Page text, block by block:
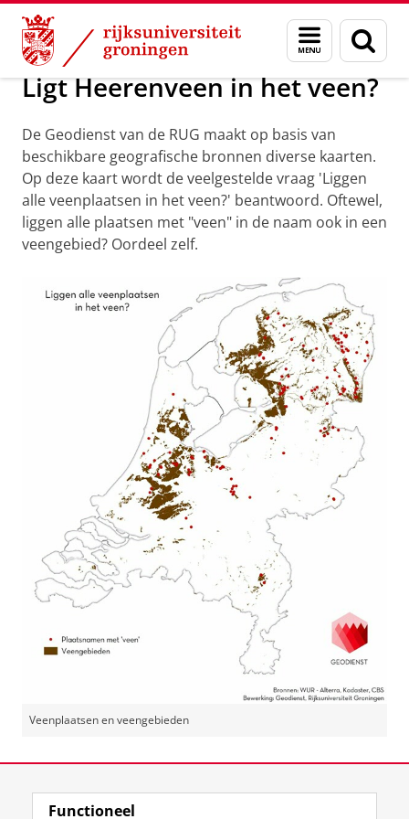
Skip
Content
Skip
Navigation
Menu
en
zoeken
Over ons Actueel Nieuws Nieuwsberichten
Ligt Heerenveen in het veen?
De Geodienst van de RUG maakt op basis van
beschikbare geografische bronnen diverse kaarten.
Op deze kaart wordt de veelgestelde vraag 'Liggen
alle veenplaatsen in het veen?' beantwoord. Oftewel,
liggen alle plaatsen met "veen" in de naam ook in een
veengebied? Oordeel zelf.
Veenplaatsen en veengebieden
View this page in:
Functioneel